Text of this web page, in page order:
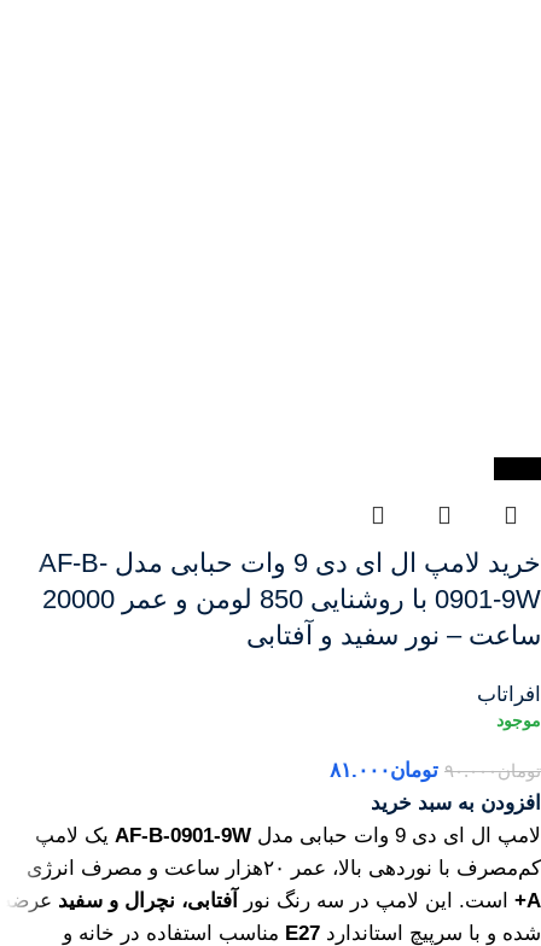
خرید لامپ ال ای دی 9 وات حبابی مدل AF-B-
0901-9W با روشنایی 850 لومن و عمر 20000
ساعت – نور سفید و آفتابی
افراتاب
تومان۹۰.۰۰۰ تومان۸۱.۰۰۰
افزودن به سبد خرید
لامپ ال ای دی 9 وات حبابی مدل
AF-B-0901-9W یک لامپ
کم‌مصرف با نوردهی بالا، عمر ۲۰هزار ساعت و مصرف انرژی
A+
است. این لامپ در سه رنگ نور آفتابی، نچرال و سفید عرضه
شده و با سرپیچ استاندارد E27 مناسب استفاده در خانه و